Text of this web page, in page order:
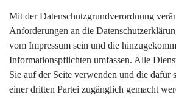
Mit der Datenschutzgrundverordnung
Anforderungen an die
vom Impressum sein und die
Informationspflichten umfassen. Alle
Sie auf der Seite verwenden und die dafür
einer dritten Partei zugänglich gemacht